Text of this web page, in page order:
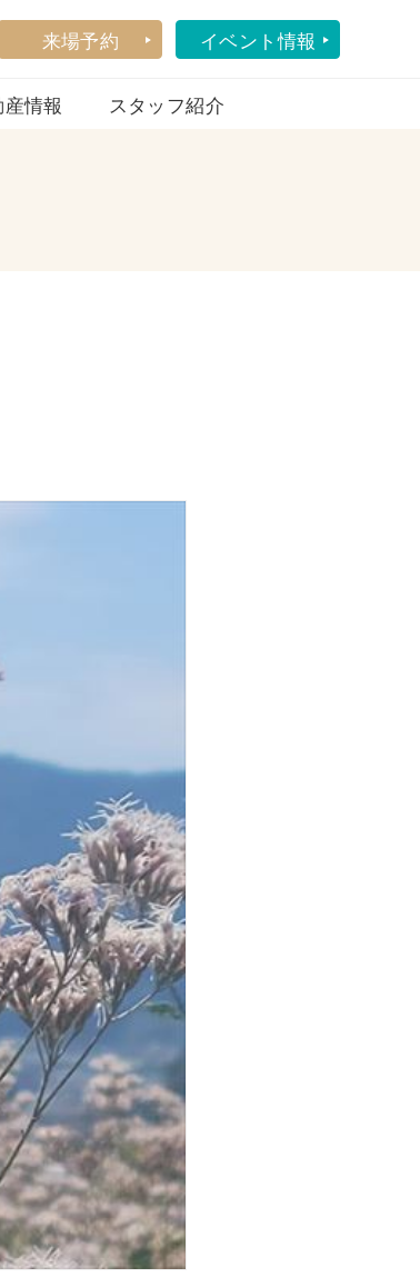
来場予約 イベント情報
情報 スタッフ紹介